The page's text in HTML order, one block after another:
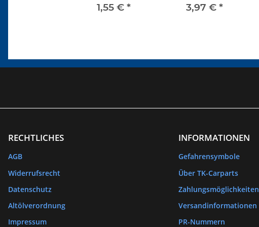
1,55 € *
ab 72
3,97 € *
RECHTLICHES
AGB
Widerrufsrecht
Datenschutz
Altölverordnung
Impressum
INFORMATIONEN
Gefahrensymbole
Über TK-Carparts
Zahlungsmöglichkeiten
Versandinformationen
PR-Nummern